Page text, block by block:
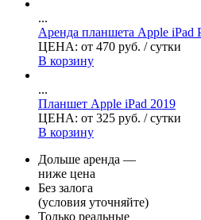
...
Аренда планшета Apple iPad
ЦЕНА: от 470 руб. / сутки
В корзину
...
Планшет Apple iPad 2019
ЦЕНА: от 325 руб. / сутки
В корзину
Дольше аренда —
ниже цена
Без залога
(условия уточняйте)
Только реальные